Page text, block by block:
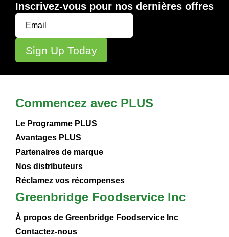
Inscrivez-vous pour nos dernières offres
Commencez avec PLUS
Le Programme PLUS
Avantages PLUS
Partenaires de marque
Nos distributeurs
Réclamez vos récompenses
Greenbridge Foodservice Inc
À propos de Greenbridge Foodservice Inc
Contactez-nous